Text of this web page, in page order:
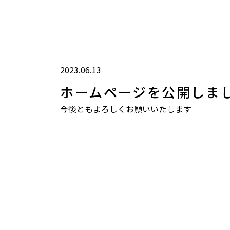
2023.06.13
ホームページを公開しま
今後ともよろしくお願いいたします